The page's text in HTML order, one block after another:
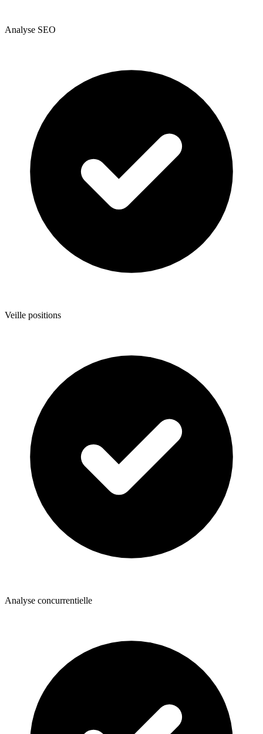
Analyse SEO
Veille positions
Analyse concurrentielle